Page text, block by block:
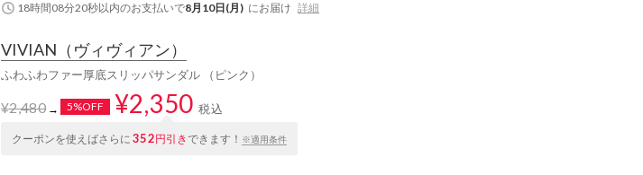
18時間08分19秒以内のお支払いで8月10日(月) にお届け 詳細
VIVIAN （ヴィヴィアン）
ふわふわファー厚底スリッパサンダル （ピンク）
¥2,480→ 5%OFF ¥2,350 税込
クーポンを使えばさらに 352円引きできます！ ※適用条件